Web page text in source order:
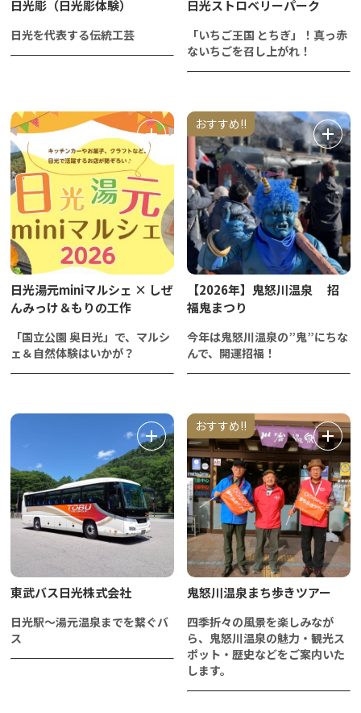
日光彫（日光彫体験）
日光を代表する伝統工芸
日光ストロベリーパーク
「いちご王国 とちぎ」！真っ赤
ないちごを召し上がれ！
日光湯元miniマルシェ × しぜ
んみっけ＆もりの工作
「国立公園 奥日光」で、マルシ
ェ＆自然体験はいかが？
おすすめ!!
【2026年】鬼怒川温泉 招
福鬼まつり
今年は鬼怒川温泉の”鬼”にちな
んで、開運招福！
東武バス日光株式会社
日光駅～湯元温泉までを繋ぐバ
ス
おすすめ!!
鬼怒川温泉まち歩きツアー
四季折々の風景を楽しみなが
ら、鬼怒川温泉の魅力・観光ス
ポット・歴史などをご案内いた
します。